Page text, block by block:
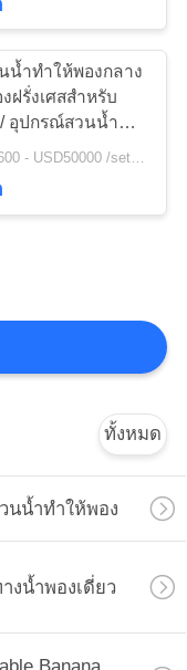
26
6
น้ำทำให้พองกลาง
ฝรั่งเศสสำหรับ
อุปกรณ์สวนน้ำ
ง
USD40600 - USD50000 /set ( price just for reference, detailed prices need to be confirmed） MOQ:1 set or parts of the whole park
ทั้งหมด
นน้ำทำให้พอง
งน้ำพองเดี่ยว